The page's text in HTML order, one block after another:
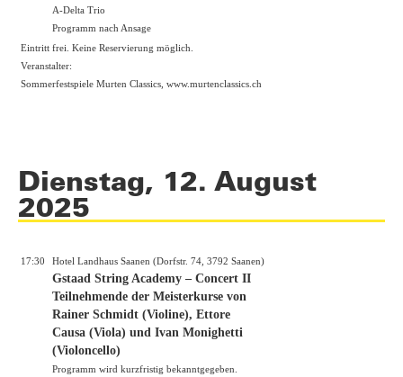
A-Delta Trio
Programm nach Ansage
Eintritt frei. Keine Reservierung möglich.
Veranstalter:
Sommerfestspiele Murten Classics, www.murtenclassics.ch
Dienstag, 12. August
2025
17:30 Hotel Landhaus Saanen (Dorfstr. 74, 3792 Saanen)
Gstaad String Academy – Concert II
Teilnehmende der Meisterkurse von
Rainer Schmidt (Violine), Ettore
Causa (Viola) und Ivan Monighetti
(Violoncello)
Programm wird kurzfristig bekanntgegeben.